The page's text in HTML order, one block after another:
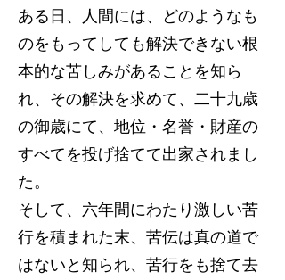
ある日、人間には、どのようなも
のをもってしても解決できない根
本的な苦しみがあることを知ら
れ、その解決を求めて、二十九歳
の御歳にて、地位・名誉・財産の
すべてを投げ捨てて出家されまし
た。
そして、六年間にわたり激しい苦
行を積まれた末、苦伝は真の道で
はないと知られ、苦行をも捨て去